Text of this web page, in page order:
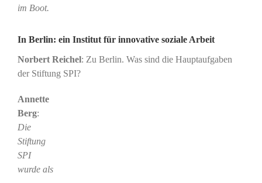
im Boot.
In Berlin: ein Institut für innovative soziale Arbeit
Norbert Reichel: Zu Berlin. Was sind die Hauptaufgaben
der Stiftung SPI?
Annette
Berg:
Die
Stiftung
SPI
wurde als